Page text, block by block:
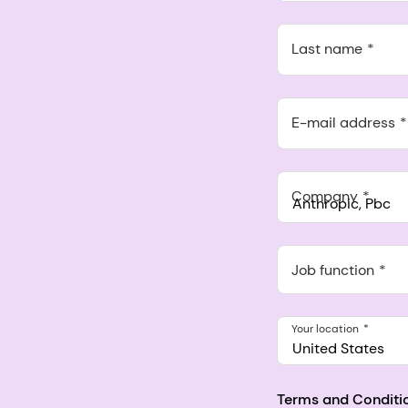
Last name
E-mail address
Company
Anthropic, PBC
548 Market St Pmb
Job function
United States
Your location
Terms and